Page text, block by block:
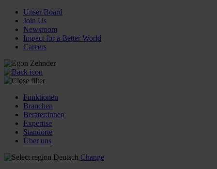
Unser Board
Join Us
Newsroom
Impact for a Better World
Careers
Funktionen
Branchen
Berater:innen
Expertise
Standorte
Über uns
Deutsch Change